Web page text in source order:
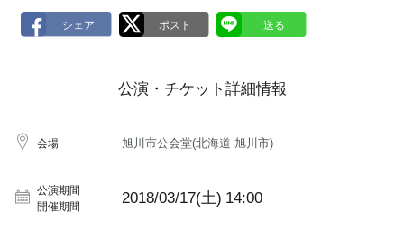
公演・チケット詳細情報
会場 旭川市公会堂(北海道 旭川市)
公演期間
開催期間
2018/03/17(土) 14:00